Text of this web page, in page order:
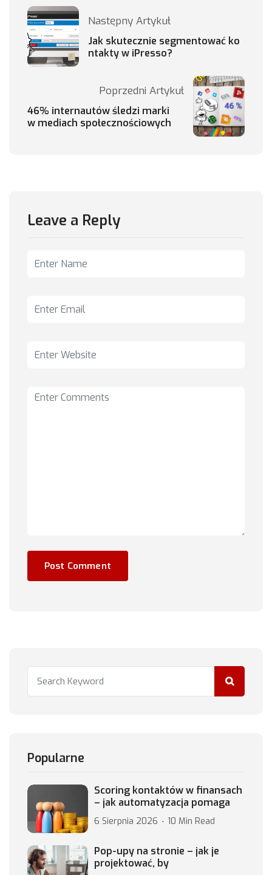
Następny Artykuł
Jak skutecznie segmentować ko
ntakty w iPresso?
Poprzedni Artykuł
46% internautów śledzi marki
w mediach społecznościowych
Leave a Reply
Popularne
Scoring kontaktów w finansach
– jak automatyzacja pomaga
6 Sierpnia 2026 10 Min Read
Pop-upy na stronie – jak je
projektować, by